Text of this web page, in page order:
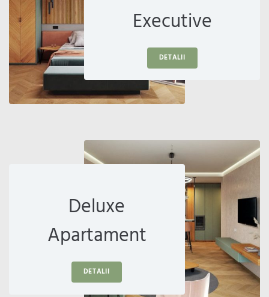
Executive
DETALII
Deluxe
Apartament
DETALII